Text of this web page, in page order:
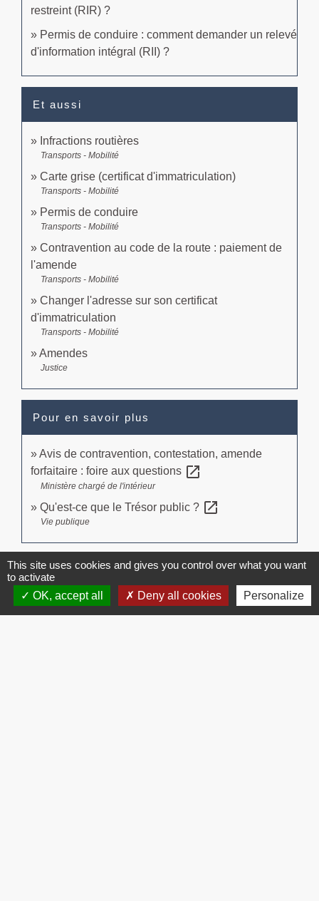
restreint (RIR) ?
Permis de conduire : comment demander un relevé
d'information intégral (RII) ?
Et aussi
Infractions routières
Transports - Mobilité
Carte grise (certificat d'immatriculation)
Transports - Mobilité
Permis de conduire
Transports - Mobilité
Contravention au code de la route : paiement de
l'amende
Transports - Mobilité
Changer l'adresse sur son certificat
d'immatriculation
Transports - Mobilité
Amendes
Justice
Pour en savoir plus
Avis de contravention, contestation, amende
forfaitaire : foire aux questions open_in_new
Ministère chargé de l'intérieur
Qu'est-ce que le Trésor public ? open_in_new
Vie publique
Signaler une erreur sur cette page
This site uses cookies and gives you control over what you want
to activate
OK, accept all
Deny all cookies Personalize